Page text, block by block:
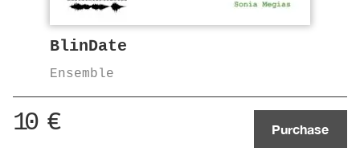
BlinDate
Ensemble
10 € Purchase